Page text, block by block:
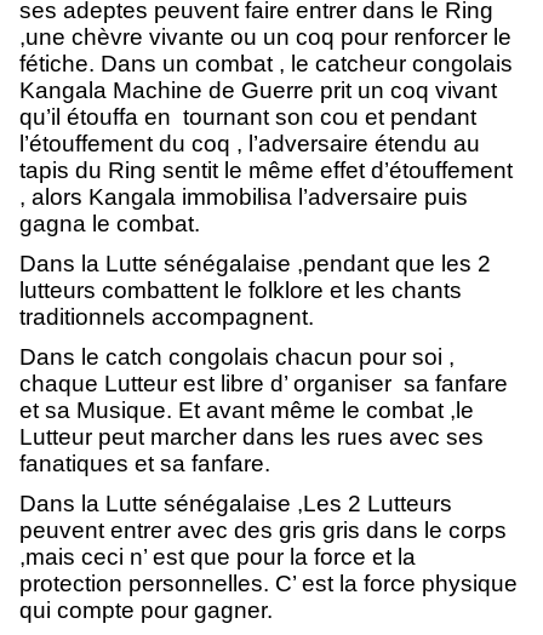
ses adeptes peuvent faire entrer dans le Ring
,une chèvre vivante ou un coq pour renforcer le
fétiche. Dans un combat , le catcheur congolais
Kangala Machine de Guerre prit un coq vivant
qu’il étouffa en tournant son cou et pendant
l’étouffement du coq , l’adversaire étendu au
tapis du Ring sentit le même effet d’étouffement
, alors Kangala immobilisa l’adversaire puis
gagna le combat.
Dans la Lutte sénégalaise ,pendant que les 2
lutteurs combattent le folklore et les chants
traditionnels accompagnent.
Dans le catch congolais chacun pour soi ,
chaque Lutteur est libre d’ organiser sa fanfare
et sa Musique. Et avant même le combat ,le
Lutteur peut marcher dans les rues avec ses
fanatiques et sa fanfare.
Dans la Lutte sénégalaise ,Les 2 Lutteurs
peuvent entrer avec des gris gris dans le corps
,mais ceci n’ est que pour la force et la
protection personnelles. C’ est la force physique
qui compte pour gagner.